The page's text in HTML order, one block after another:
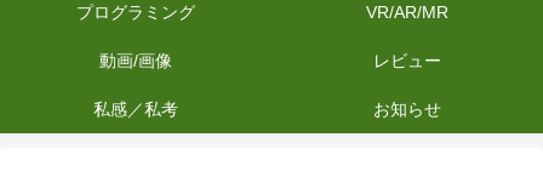
プログラミング VR/AR/MR
動画/画像 レビュー
私感／私考 お知らせ